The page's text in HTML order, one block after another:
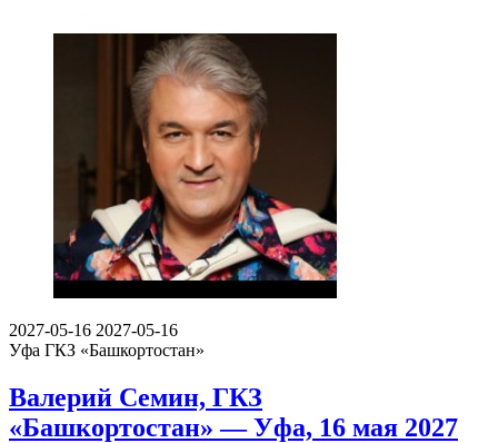
2027-05-16 2027-05-16
Уфа ГКЗ «Башкортостан»
Валерий Семин, ГКЗ
«Башкортостан» — Уфа, 16 мая 2027